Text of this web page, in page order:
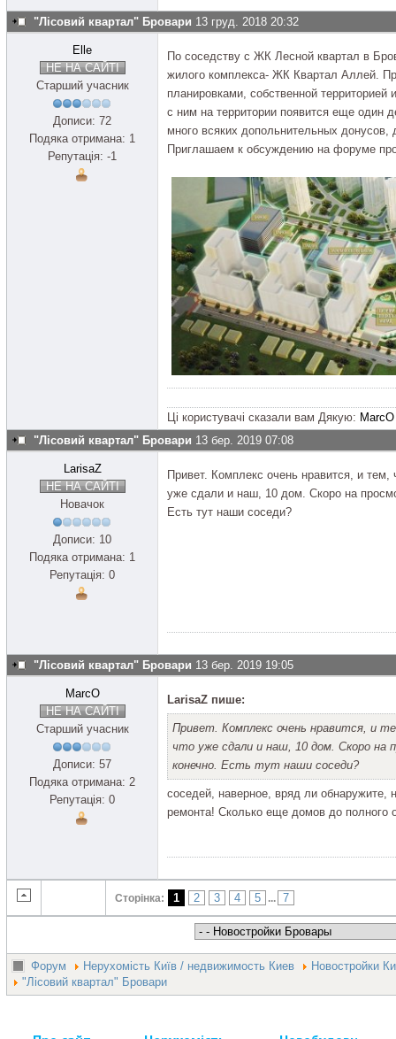
"Лісовий квартал" Бровари 13 груд. 2018 20:32
Elle
НЕ НА САЙТІ
Старший учасник
Дописи: 72
Подяка отримана: 1
Репутація: -1
По соседству с ЖК Лесной квартал в
жилого комплекса- ЖК Квартал Аллей.
планировками, собственной
с ним на территории появится еще один
много всяких допольнительных
Приглашаем к обсуждению на форуме
Ці користувачі сказали вам Дякую: MarcO
"Лісовий квартал" Бровари 13 бер. 2019 07:08
LarisaZ
НЕ НА САЙТІ
Новачок
Дописи: 10
Подяка отримана: 1
Репутація: 0
Привет. Комплекс очень нравится, и
уже сдали и наш, 10 дом. Скоро на
Есть тут наши соседи?
"Лісовий квартал" Бровари 13 бер. 2019 19:05
MarcO
НЕ НА САЙТІ
Старший учасник
Дописи: 57
Подяка отримана: 2
Репутація: 0
LarisaZ пише:
Привет. Комплекс очень нравится, и
что уже сдали и наш, 10 дом. Скоро на
конечно. Есть тут наши соседи?
соседей, наверное, вряд ли обнаружите,
ремонта! Сколько еще домов до полного
Сторінка: 1 2 3 4 5 ... 7
Форум Нерухомість Київ / недвижимость Киев
Новостройки
"Лісовий квартал" Бровари